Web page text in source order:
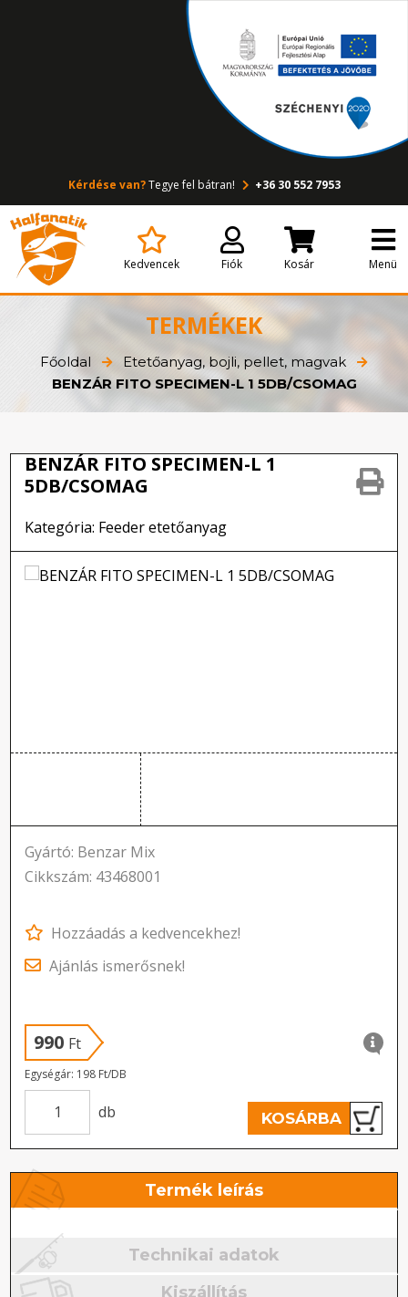
Kérdése van?Tegye fel bátran! +36 30 552 7953
Kedvencek Fiók Kosár Menü
TERMÉKEK
Főoldal
Etetőanyag, bojli, pellet, magvak
BENZÁR FITO SPECIMEN-L 1 5DB/CSOMAG
BENZÁR FITO SPECIMEN-L 1
5DB/CSOMAG
Kategória: Feeder etetőanyag
Gyártó: Benzar Mix
Cikkszám: 43468001
Hozzáadás a kedvencekhez!
Ajánlás ismerősnek!
990 Ft
Egységár: 198 Ft/DB
db KOSÁRBA
Termék leírás
Technikai adatok
Kiszállítás